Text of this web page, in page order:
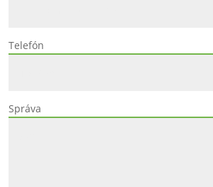
Telefón
Správa